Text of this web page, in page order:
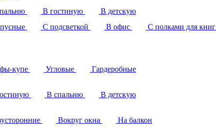
В гостиную
В детскую
С подсветкой В офис С полками для книг
купе Угловые Гардеробные
В спальню В детскую
Вокруг окна На балкон